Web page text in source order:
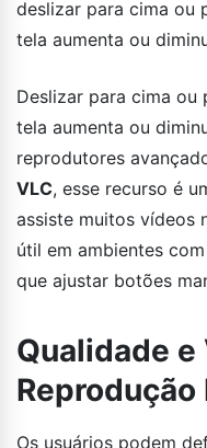
deslizar para cima ou
tela aumenta ou
Deslizar para cima
tela aumenta ou
reprodutores
VLC, esse recurso é
assiste muitos vídeos
útil em ambientes
que ajustar botões
Qualidade
Os usuários podem